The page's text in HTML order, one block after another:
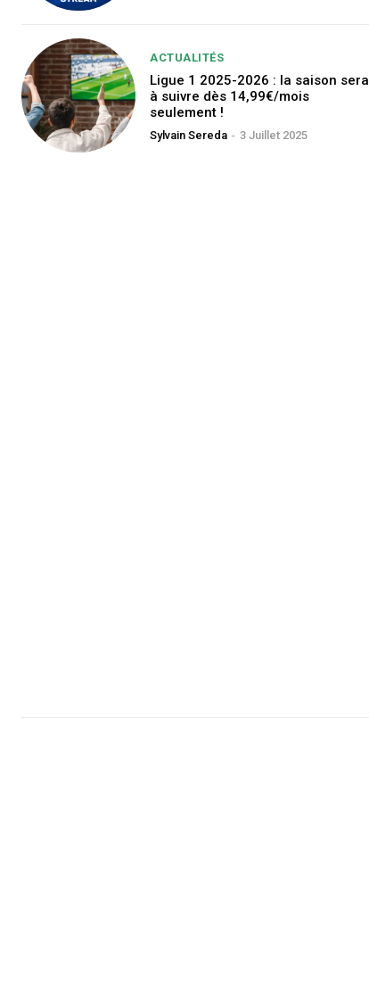
ACTUALITÉS
Ligue 1 2025-2026 : la saison sera
à suivre dès 14,99€/mois
seulement !
Sylvain Sereda - 3 Juillet 2025